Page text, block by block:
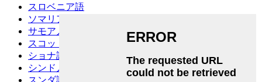
スロベニア語
ソマリア
サモア人
スコットランドゲール語
ショナ語
シンド人
スンダ語